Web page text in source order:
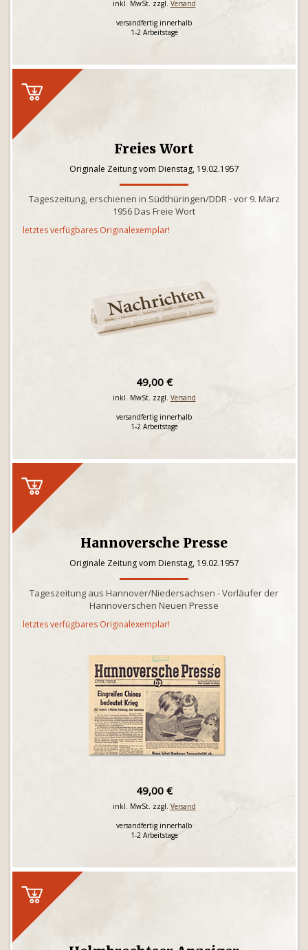
inkl. MwSt. zzgl. Versand
versandfertig innerhalb
1-2 Arbeitstage
Freies Wort
Originale Zeitung vom Dienstag, 19.02.1957
Tageszeitung, erschienen in Südthüringen/DDR - vor 9. März
1956 Das Freie Wort
letztes verfügbares Originalexemplar!
49,00 €
inkl. MwSt. zzgl. Versand
versandfertig innerhalb
1-2 Arbeitstage
Hannoversche Presse
Originale Zeitung vom Dienstag, 19.02.1957
Tageszeitung aus Hannover/Niedersachsen - Vorläufer der
Hannoverschen Neuen Presse
letztes verfügbares Originalexemplar!
49,00 €
inkl. MwSt. zzgl. Versand
versandfertig innerhalb
1-2 Arbeitstage